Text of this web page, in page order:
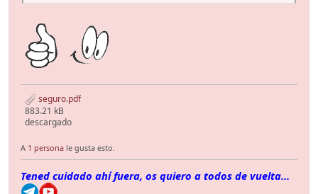
seguro.pdf
883.21 kB
descargado
A 1 persona le gusta esto.
Tened cuidado ahí fuera, os quiero a todos de vuelta...